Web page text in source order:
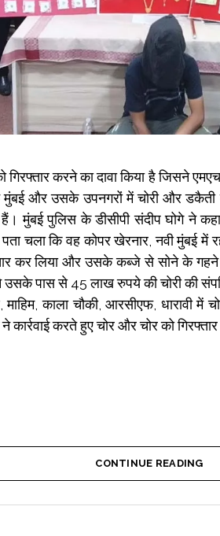
करने का दावा किया है जिसने
और उसके उपनगरों में चोरी और डकैती के
मुंबई पुलिस के डीसीपी संदीप घोगे ने
चला कि वह कोपर खेरनार, नवी मुंबई
कर लिया और उसके कब्जे से सोने के
पास से 45 लाख रुपये की चोरी की
काला चौकी, आरसीएफ, धारावी में
कार्रवाई करते हुए चोर और चोर को
CONTINUE READING